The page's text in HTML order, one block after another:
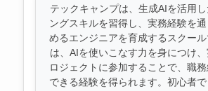
テックキャンプは、生成AIを活用し
ングスキルを習得し、実務経験を
めるエンジニアを育成するスクー
は、AIを使いこなす力を身につけ
ロジェクトに参加することで、職
できる経験を得られます。初心者